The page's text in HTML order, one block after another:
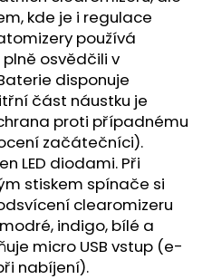
kde je i regulace
používá
plně osvědčili v
disponuje
část náustku je
proti případnému
začátečníci).
LED diodami. Při
stiskem spínače si
clearomizeru
indigo, bílé a
micro USB vstup (e-
nabíjení).